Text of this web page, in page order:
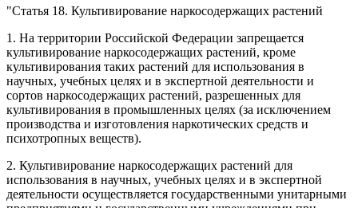
"Статья 18. Культивирование наркосодержащих растений
1. На территории Российской Федерации запрещается
культивирование наркосодержащих растений, кроме
культивирования таких растений для использования в
научных, учебных целях и в экспертной деятельности и
сортов наркосодержащих растений, разрешенных для
культивирования в промышленных целях (за исключением
производства и изготовления наркотических средств и
психотропных веществ).
2. Культивирование наркосодержащих растений для
использования в научных, учебных целях и в экспертной
деятельности осуществляется государственными унитарными